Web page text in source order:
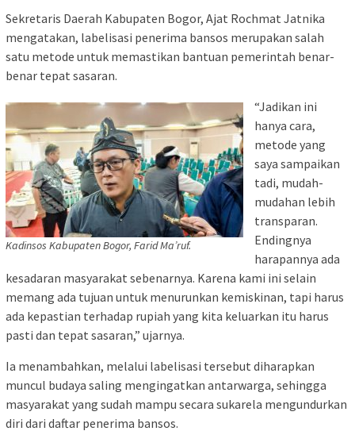
Sekretaris Daerah Kabupaten Bogor, Ajat Rochmat Jatnika
mengatakan, labelisasi penerima bansos merupakan salah
satu metode untuk memastikan bantuan pemerintah benar-
benar tepat sasaran.
Kadinsos Kabupaten Bogor, Farid Ma’ruf.
“Jadikan ini
hanya cara,
metode yang
saya sampaikan
tadi, mudah-
mudahan lebih
transparan.
Endingnya
harapannya ada
kesadaran masyarakat sebenarnya. Karena kami ini selain
memang ada tujuan untuk menurunkan kemiskinan, tapi harus
ada kepastian terhadap rupiah yang kita keluarkan itu harus
pasti dan tepat sasaran,” ujarnya.
Ia menambahkan, melalui labelisasi tersebut diharapkan
muncul budaya saling mengingatkan antarwarga, sehingga
masyarakat yang sudah mampu secara sukarela mengundurkan
diri dari daftar penerima bansos.